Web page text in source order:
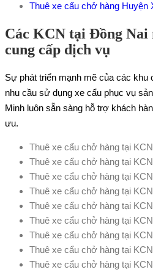
Thuê xe cẩu chở hàng Huyện
Các KCN tại Đồng Nai
cung cấp dịch vụ
Sự phát triển mạnh mẽ của các khu
nhu cầu sử dụng xe cẩu phục vụ
Minh luôn sẵn sàng hỗ trợ khách
ưu.
Thuê xe cẩu chở hàng tại
Thuê xe cẩu chở hàng tại
Thuê xe cẩu chở hàng tại
Thuê xe cẩu chở hàng tại
Thuê xe cẩu chở hàng tại
Thuê xe cẩu chở hàng tại
Thuê xe cẩu chở hàng tại
Thuê xe cẩu chở hàng tại
Thuê xe cẩu chở hàng tại